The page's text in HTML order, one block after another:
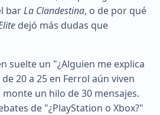
barLa Clandestina, o de por qué
dejó más dudas que
suelte un "¿Alguien me explica
20 a 25 en Ferrol aún viven
monte un hilo de 30 mensajes.
de "¿PlayStation o Xbox?"